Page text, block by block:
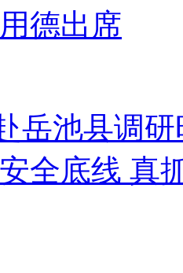
德出席
岳池县调
全底线 真